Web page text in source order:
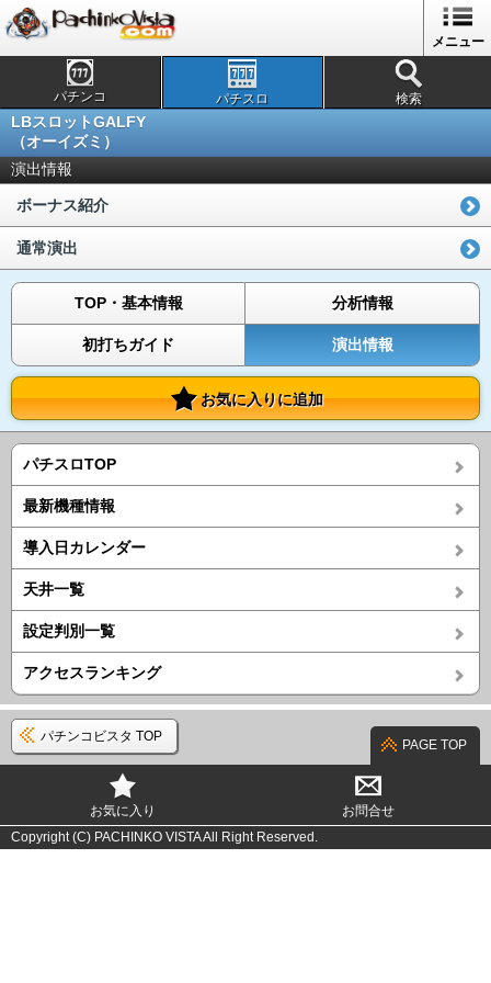
メニュー
パチンコ パチスロ 検索
LBスロットGALFY
（オーイズミ）
演出情報
ボーナス紹介
通常演出
TOP・基本情報 分析情報
初打ちガイド 演出情報
お気に入りに追加
パチスロTOP
最新機種情報
導入日カレンダー
天井一覧
設定判別一覧
アクセスランキング
パチンコビスタ TOP
PAGE TOP
お気に入り
お問合せ
Copyright (C) PACHINKO VISTA All Right Reserved.